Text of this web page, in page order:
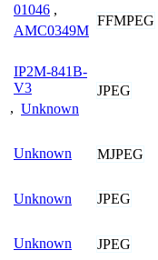
01046 ,
AMC0349M
FFMPEG
IP2M-841B-
V3
, Unknown
JPEG
Unknown MJPEG
Unknown JPEG
Unknown JPEG